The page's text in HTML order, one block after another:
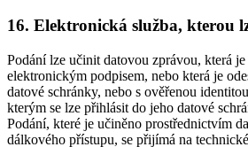
16. Elektronická služba, kterou
Podání lze učinit datovou zprávou, která
elektronickým podpisem, nebo která je
datové schránky, nebo s ověřenou
kterým se lze přihlásit do jeho datové
Podání, které je učiněno prostřednictvím
dálkového přístupu, se přijímá na